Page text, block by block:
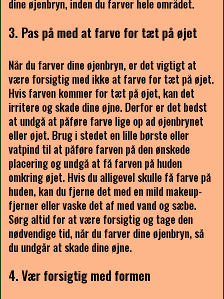
dine øjenbryn, inden du farver hele området.
3. Pas på med at farve for tæt på øjet
Når du farver dine øjenbryn, er det vigtigt at
være forsigtig med ikke at farve for tæt på øjet.
Hvis farven kommer for tæt på øjet, kan det
irritere og skade dine øjne. Derfor er det bedst
at undgå at påføre farve lige op ad øjenbrynet
eller øjet. Brug i stedet en lille børste eller
vatpind til at påføre farven på den ønskede
placering og undgå at få farven på huden
omkring øjet. Hvis du alligevel skulle få farve på
huden, kan du fjerne det med en mild makeup-
fjerner eller vaske det af med vand og sæbe.
Sørg altid for at være forsigtig og tage den
nødvendige tid, når du farver dine øjenbryn, så
du undgår at skade dine øjne.
4. Vær forsigtig med formen